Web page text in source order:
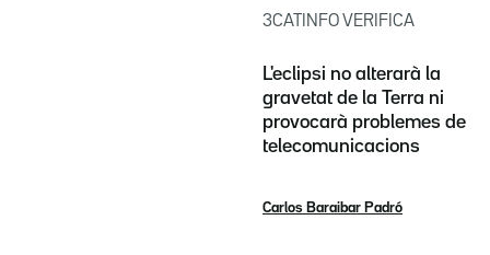
3CATINFO VERIFICA
L'eclipsi no alterarà la
gravetat de la Terra ni
provocarà problemes de
telecomunicacions
Carlos Baraibar Padró